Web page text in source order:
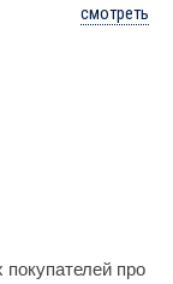
смотреть
про